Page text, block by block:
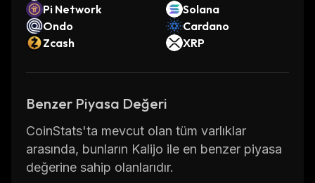
Pi Network
Solana
Ondo
Cardano
Zcash
XRP
Benzer Piyasa Değeri
CoinStats'ta mevcut olan tüm varlıklar
arasında, bunların Kalijo ile en benzer piyasa
değerine sahip olanlarıdır.